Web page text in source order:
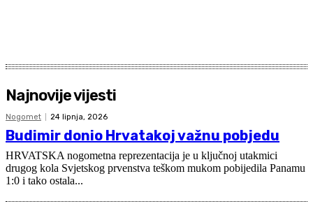
Najnovije vijesti
Nogomet 24 lipnja, 2026
Budimir donio Hrvatakoj važnu pobjedu
HRVATSKA nogometna reprezentacija je u ključnoj utakmici
drugog kola Svjetskog prvenstva teškom mukom pobijedila Panamu
1:0 i tako ostala...